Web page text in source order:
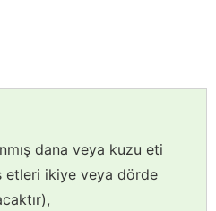
dana veya kuzu eti
etleri ikiye veya dörde